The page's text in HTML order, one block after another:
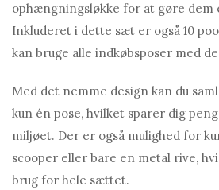
ophængningsløkke for at gøre dem
Inkluderet i dette sæt er også 10
kan bruge alle indkøbsposer med
Med det nemme design kan du
kun én pose, hvilket sparer dig
miljøet. Der er også mulighed for
scooper eller bare en metal rive,
brug for hele sættet.